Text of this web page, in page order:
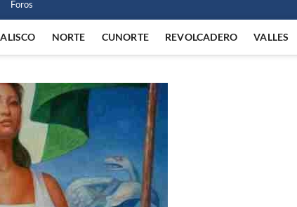
Foros
NORTE CUNORTE REVOLCADERO VALLES